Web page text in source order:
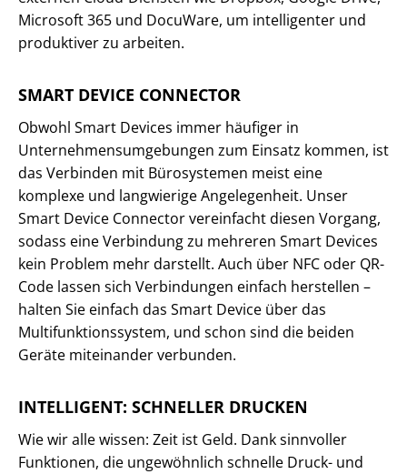
Microsoft 365 und DocuWare, um intelligenter und
produktiver zu arbeiten.
SMART DEVICE CONNECTOR
Obwohl Smart Devices immer häufiger in
Unternehmensumgebungen zum Einsatz kommen, ist
das Verbinden mit Bürosystemen meist eine
komplexe und langwierige Angelegenheit. Unser
Smart Device Connector vereinfacht diesen Vorgang,
sodass eine Verbindung zu mehreren Smart Devices
kein Problem mehr darstellt. Auch über NFC oder QR-
Code lassen sich Verbindungen einfach herstellen –
halten Sie einfach das Smart Device über das
Multifunktionssystem, und schon sind die beiden
Geräte miteinander verbunden.
INTELLIGENT: SCHNELLER DRUCKEN
Wie wir alle wissen: Zeit ist Geld. Dank sinnvoller
Funktionen, die ungewöhnlich schnelle Druck- und